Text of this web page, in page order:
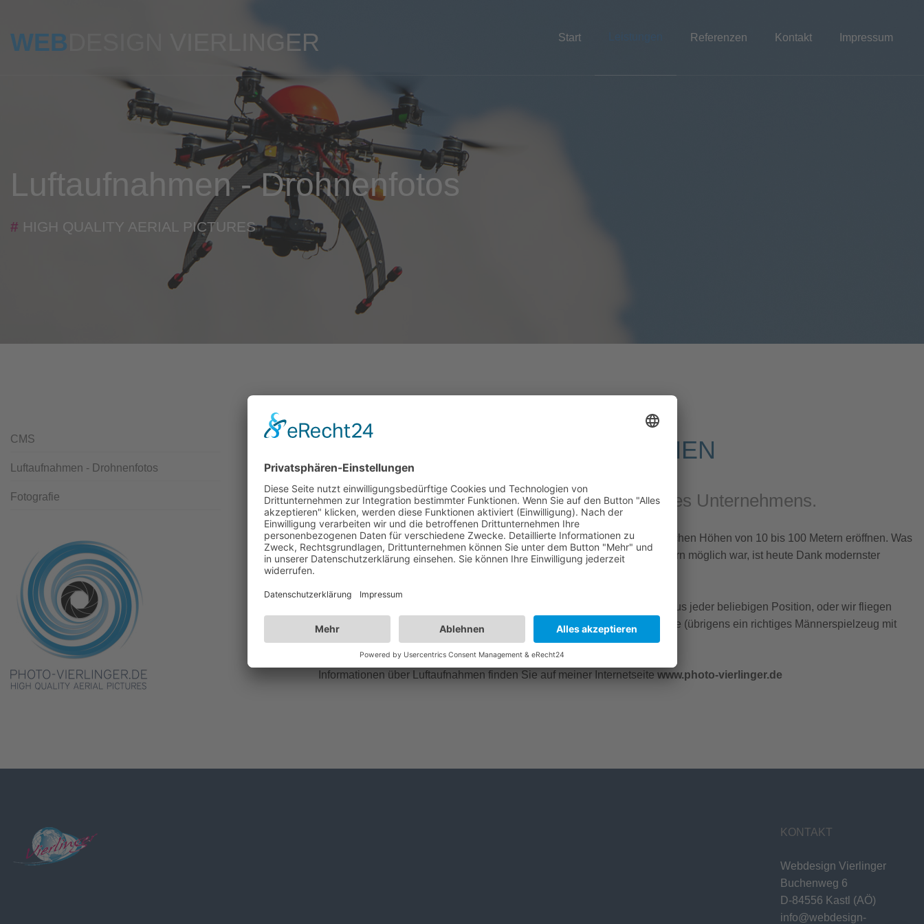
WEB VIERLINGER Start Referenzen Kontakt Impressum
Luftaufnahmen - Drohnenfotos
# HIGH QUALITY AERIAL PICTURES
CMS
Luftaufnahmen - Drohnenfotos
Fotografie
EINZIGARTIGE LUFTAUFNAHMEN
Zeigen Sie Ihren Kunden die wahre Größe Ihres Unternehmens.
Lassen Sie sich überraschen, welche spannende Perspektiven sich zwischen Höhen von 10 bis 100 Metern eröffnen. Was
früher nur mit großem Aufwand und Einsatz von bemannten Hubschraubern möglich war, ist heute Dank modernster
Wir erstellen mit unserem HX4 Hexacopter gestochen scharfe Luftbilder aus jeder beliebigen Position, oder wir fliegen
auch situationsangepasst, je nach Anforderung mit einer DJI Mavic Drohne (übrigens ein richtiges Männerspielzeug mit
Spaßfaktor) für Sie.
Informationen über Luftaufnahmen finden Sie auf meiner Internetseite www.photo-vierlinger.de
KONTAKT
Webdesign Vierlinger
Buchenweg 6
D-84556 Kastl (AÖ)
info@webdesign-